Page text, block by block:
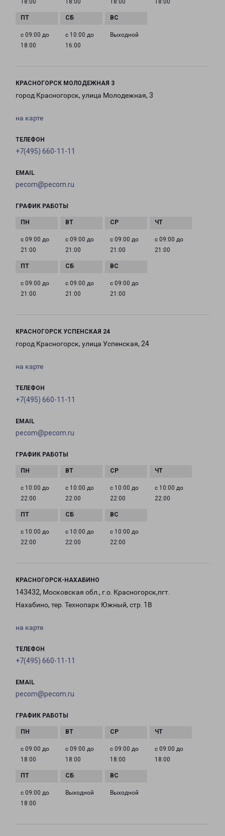
18:00
18:00
18:00
18:00
с 09:00 до
18:00
с 10:00 до
16:00
Выходной
КРАСНОГОРСК МОЛОДЕЖНАЯ 3
город Красногорск, улица Молодежная, 3
на карте
ТЕЛЕФОН
+7(495) 660-11-11
EMAIL
pecom@pecom.ru
ГРАФИК РАБОТЫ
с 09:00 до
21:00
с 09:00 до
21:00
с 09:00 до
21:00
с 09:00 до
21:00
с 09:00 до
21:00
с 09:00 до
21:00
с 09:00 до
21:00
КРАСНОГОРСК УСПЕНСКАЯ 24
город Красногорск, улица Успенская, 24
на карте
ТЕЛЕФОН
+7(495) 660-11-11
EMAIL
pecom@pecom.ru
ГРАФИК РАБОТЫ
с 10:00 до
22:00
с 10:00 до
22:00
с 10:00 до
22:00
с 10:00 до
22:00
с 10:00 до
22:00
с 10:00 до
22:00
с 10:00 до
22:00
КРАСНОГОРСК-НАХАБИНО
143432, Московская обл., г.о. Красногорск,пгт.
Нахабино, тер. Технопарк Южный, стр. 1В
на карте
ТЕЛЕФОН
+7(495) 660-11-11
EMAIL
pecom@pecom.ru
ГРАФИК РАБОТЫ
с 09:00 до
18:00
с 09:00 до
18:00
с 09:00 до
18:00
с 09:00 до
18:00
с 09:00 до
18:00
Выходной Выходной